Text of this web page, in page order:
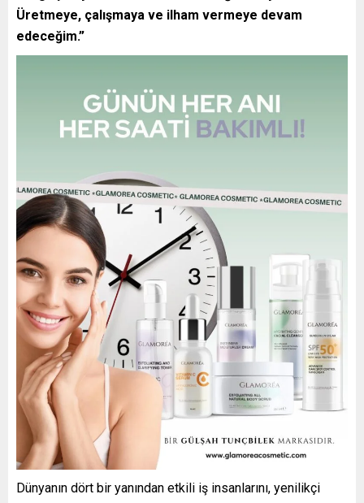
Üretmeye, çalışmaya ve ilham vermeye devam
edeceğim.”
Dünyanın dört bir yanından etkili iş insanlarını, yenilikçi